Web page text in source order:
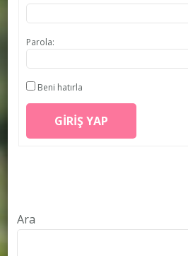
Parola:
Beni hatırla
GIRIŞ YAP
Ara